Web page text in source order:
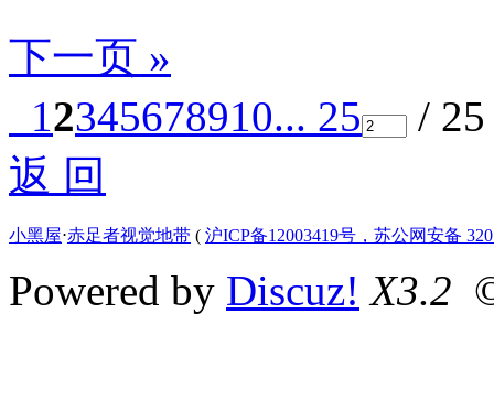
下一页 »
12345678910... 25
/
返 回
小黑屋⋅赤足者视觉地带 ( 沪ICP备12003419号，苏公网安备
Powered by Discuz! X3.2